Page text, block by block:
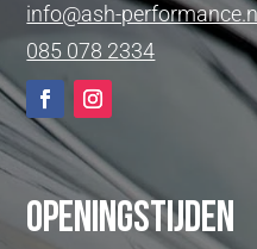
info@ash-
085 078 2334
Openingstijden